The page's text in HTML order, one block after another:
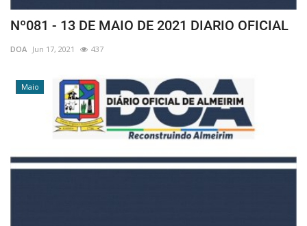
Nº081 - 13 DE MAIO DE 2021 DIARIO OFICIAL
DOA Jun 17, 2021 437
Maio